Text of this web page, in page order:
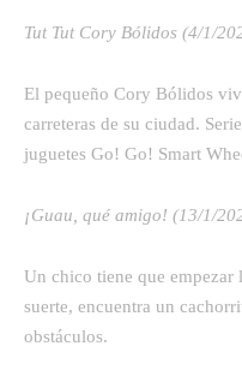
Tut Tut Cory Bólidos (4/1/
El pequeño Cory Bólidos
carreteras de su ciudad.
juguetes Go! Go! Smart
¡Guau, qué amigo! (13/1/
Un chico tiene que empezar
suerte, encuentra un
obstáculos.